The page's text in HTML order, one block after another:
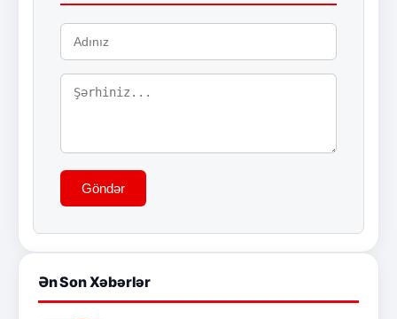
Göndər
Ən Son Xəbərlər